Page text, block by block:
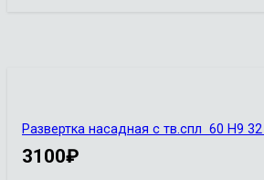
Развертка насадная с тв.спл 60 Н9
3100₽